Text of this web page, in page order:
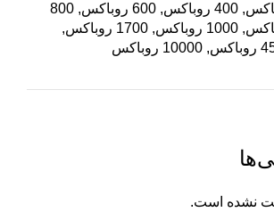
روباکس, 400 روباکس, 600 روباکس, 800
روباکس, 1000 روباکس, 1700 روباکس,
روباکس
نشده است.